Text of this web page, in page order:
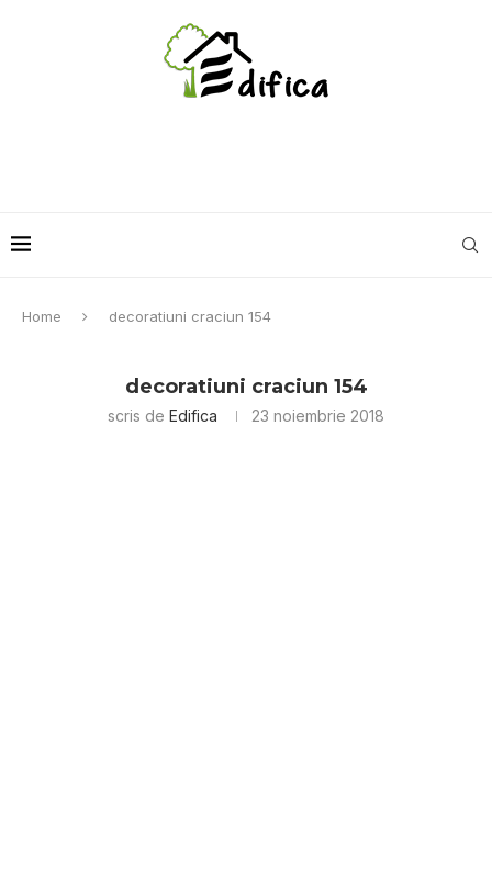
Home decoratiuni craciun 154
decoratiuni craciun 154
scris de Edifica 23 noiembrie 2018